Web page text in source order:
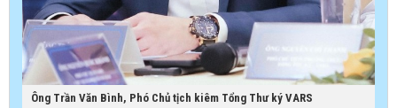
Ông Trần Văn Bình, Phó Chủ tịch kiêm Tổng Thư ký VARS